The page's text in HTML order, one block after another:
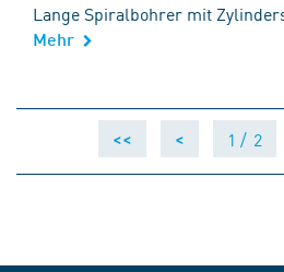
Lange Spiralbohrer mit
Mehr
<< < 1 / 2